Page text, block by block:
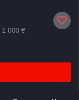
1 000 ₴